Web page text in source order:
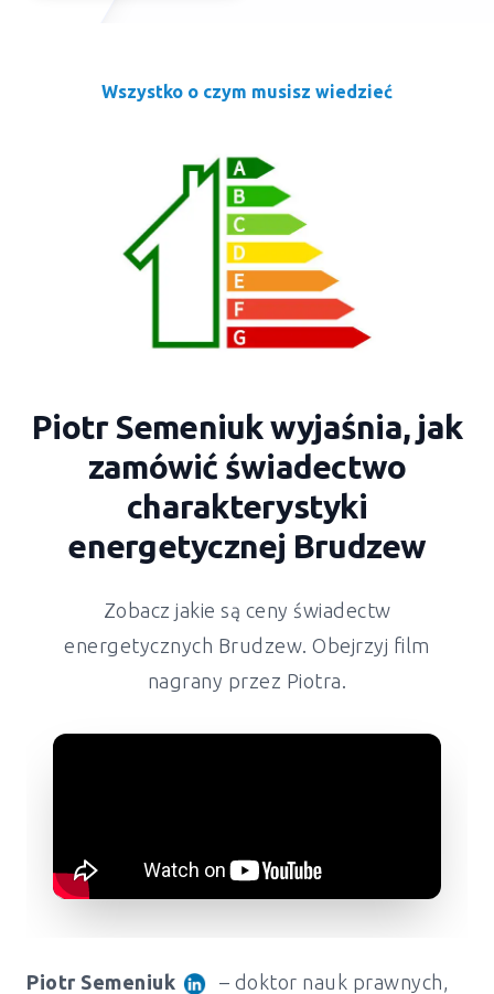
Wszystko o czym musisz wiedzieć
Piotr Semeniuk wyjaśnia, jak
zamówić świadectwo
charakterystyki
energetycznej Brudzew
Zobacz jakie są ceny świadectw
energetycznych Brudzew . Obejrzyj film
nagrany przez Piotra.
Piotr Semeniuk
– doktor nauk prawnych,